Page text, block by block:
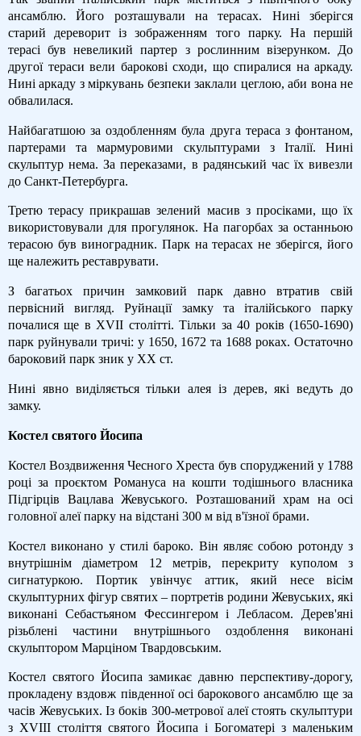
ансамблю. Його розташували на терасах. Нині зберігся
старий дереворит із зображенням того парку. На першій
терасі був невеликий партер з рослинним візерунком. До
другої тераси вели барокові сходи, що спиралися на аркаду.
Нині аркаду з міркувань безпеки заклали цеглою, аби вона не
обвалилася.
Найбагатшою за оздобленням була друга тераса з фонтаном,
партерами та мармуровими скульптурами з Італії. Нині
скульптур нема. За переказами, в радянський час їх вивезли
до Санкт-Петербурга.
Третю терасу прикрашав зелений масив з просіками, що їх
використовували для прогулянок. На пагорбах за останньою
терасою був виноградник. Парк на терасах не зберігся, його
ще належить реставрувати.
З багатьох причин замковий парк давно втратив свій
первісний вигляд. Руйнації замку та італійського парку
почалися ще в XVII столітті. Тільки за 40 років (1650-1690)
парк руйнували тричі: у 1650, 1672 та 1688 роках. Остаточно
бароковий парк зник у XX ст.
Нині явно виділяється тільки алея із дерев, які ведуть до
замку.
Костел святого Йосипа
Костел Воздвиження Чесного Хреста був споруджений у 1788
році за проєктом Романуса на кошти тодішнього власника
Підгірців Вацлава Жевуського. Розташований храм на осі
головної алеї парку на відстані 300 м від в'їзної брами.
Костел виконано у стилі бароко. Він являє собою ротонду з
внутрішнім діаметром 12 метрів, перекриту куполом з
сигнатуркою. Портик увінчує аттик, який несе вісім
скульптурних фігур святих – портретів родини Жевуських, які
виконані Себастьяном Фессингером і Лебласом. Дерев'яні
різьблені частини внутрішнього оздоблення виконані
скульптором Марціном Твардовським.
Костел святого Йосипа замикає давню перспективу-дорогу,
прокладену вздовж південної осі барокового ансамблю ще за
часів Жевуських. Із боків 300-метрової алеї стоять скульптури
з XVIII століття святого Йосипа і Богоматері з маленьким